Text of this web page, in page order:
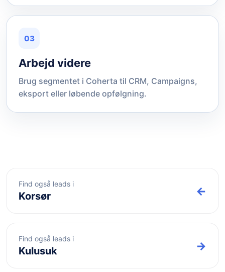
03
Arbejd videre
Brug segmentet i Coherta til CRM, Campaigns,
eksport eller løbende opfølgning.
Find også leads i
Korsør ←
Find også leads i
Kulusuk →